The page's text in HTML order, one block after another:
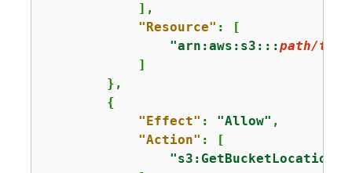
            ],
"Resource" : [
"arn:aws:s3:::path/to/
            ]
        },
{
"Effect" : "Allow" ,
"Action" : [
"s3:GetBucketLocation"